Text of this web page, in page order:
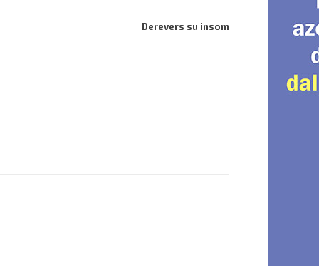
Derevers su insom